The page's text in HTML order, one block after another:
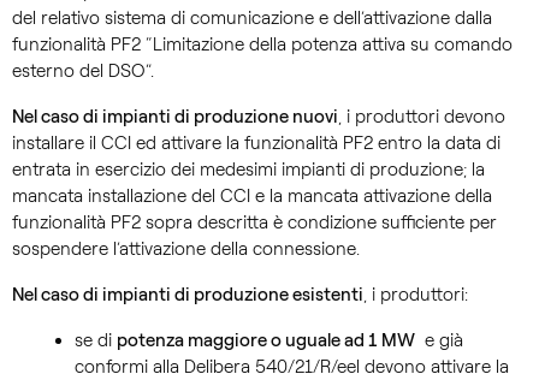
del relativo sistema di comunicazione e dell’attivazione dalla
funzionalità PF2 “Limitazione della potenza attiva su comando
esterno del DSO”.
Nel caso di impianti di produzione nuovi, i produttori devono
installare il CCI ed attivare la funzionalità PF2 entro la data di
entrata in esercizio dei medesimi impianti di produzione; la
mancata installazione del CCI e la mancata attivazione della
funzionalità PF2 sopra descritta è condizione sufficiente per
sospendere l’attivazione della connessione.
Nel caso di impianti di produzione esistenti, i produttori:
se di potenza maggiore o uguale ad 1 MW e già
conformi alla Delibera 540/21/R/eel devono attivare la